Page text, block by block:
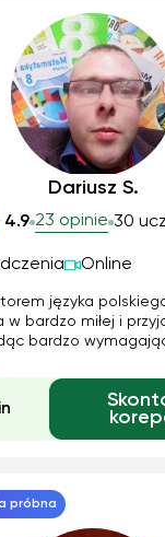
Dariusz S.
4.9 23 opinie 30
Online
języka
w bardzo miłej i
bardzo
zadawana praca
próbna